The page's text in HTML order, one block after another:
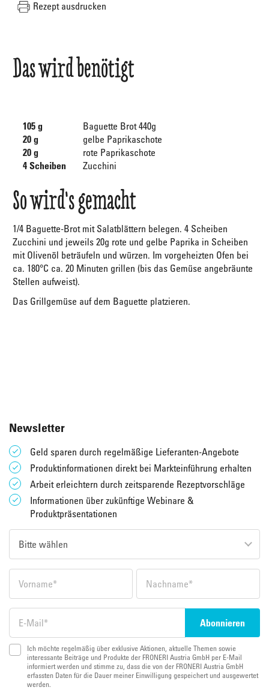
Rezept ausdrucken
Das wird benötigt
105 g
Baguette Brot 440g
20 g
gelbe Paprikaschote
20 g
rote Paprikaschote
4 Scheiben
Zucchini
So wird's gemacht
1/4 Baguette-Brot mit Salatblättern belegen. 4 Scheiben
Zucchini und jeweils 20g rote und gelbe Paprika in Scheiben
mit Olivenöl beträufeln und würzen. Im vorgeheizten Ofen bei
ca. 180°C ca. 20 Minuten grillen (bis das Gemüse angebräunte
Stellen aufweist).
Das Grillgemüse auf dem Baguette platzieren.
Newsletter
Geld sparen durch regelmäßige Lieferanten-Angebote
Produktinformationen direkt bei Markteinführung erhalten
Arbeit erleichtern durch zeitsparende Rezeptvorschläge
Informationen über zukünftige Webinare &
Produktpräsentationen
Ich möchte regelmäßig über exklusive Aktionen, aktuelle Themen sowie
interessante Beiträge und Produkte der FRONERI Austria GmbH per E-Mail
informiert werden und stimme zu, dass die von der FRONERI Austria GmbH
erfassten Daten für die Dauer meiner Einwilligung gespeichert und ausgewertet
werden.